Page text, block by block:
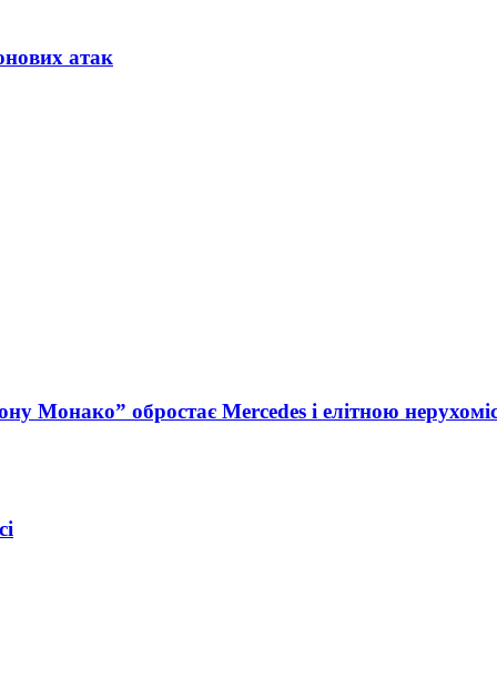
атак
Монако” обростає Mercedes і елітною